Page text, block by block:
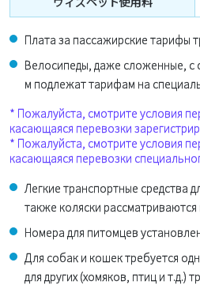
Плата за пассажирские тарифы
Велосипеды, даже сложенные, с
м подлежат тарифам на
* Пожалуйста, смотрите условия
касающаяся перевозки
* Пожалуйста, смотрите условия
касающаяся перевозки
Легкие транспортные средства
также коляски рассматриваются
Номера для питомцев
Для собак и кошек требуется
для других (хомяков, птиц и т.д.)